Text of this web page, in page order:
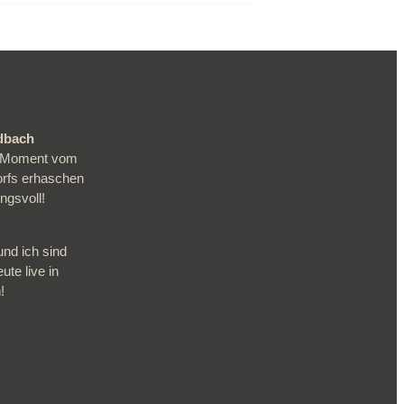
vom
erhaschen
ich sind
live in